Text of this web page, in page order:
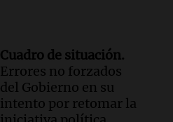
Cuadro de situación.
Errores no forzados
del Gobierno en su
intento por retomar la